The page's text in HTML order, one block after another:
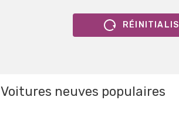
Voitures neuves populaires